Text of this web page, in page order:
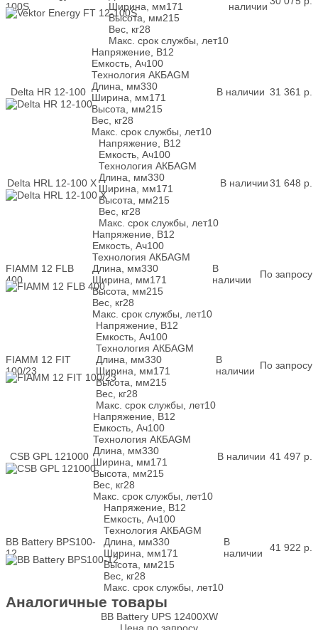
100S
Ширина, мм171
Высота, мм215
Вес, кг28
Макс. срок службы, лет10
наличии
Delta HR 12-100
Напряжение, В12
Емкость, Ач100
Технология АКБAGM
Длина, мм330
Ширина, мм171
Высота, мм215
Вес, кг28
Макс. срок службы, лет10
В наличии 31 361 р.
Delta HRL 12-100 X
Напряжение, В12
Емкость, Ач100
Технология АКБAGM
Длина, мм330
Ширина, мм171
Высота, мм215
Вес, кг28
Макс. срок службы, лет10
В наличии31 648 р.
FIAMM 12 FLB
400
Напряжение, В12
Емкость, Ач100
Технология АКБAGM
Длина, мм330
Ширина, мм171
Высота, мм215
Вес, кг28
Макс. срок службы, лет10
В
наличии
По запросу
FIAMM 12 FIT
100/23
Напряжение, В12
Емкость, Ач100
Технология АКБAGM
Длина, мм330
Ширина, мм171
Высота, мм215
Вес, кг28
Макс. срок службы, лет10
В
наличии По запросу
CSB GPL 121000
Напряжение, В12
Емкость, Ач100
Технология АКБAGM
Длина, мм330
Ширина, мм171
Высота, мм215
Вес, кг28
Макс. срок службы, лет10
В наличии 41 497 р.
BB Battery BPS100-
12
Напряжение, В12
Емкость, Ач100
Технология АКБAGM
Длина, мм330
Ширина, мм171
Высота, мм215
Вес, кг28
Макс. срок службы, лет10
В
наличии
41 922 р.
Аналогичные товары
BB Battery UPS 12400XW